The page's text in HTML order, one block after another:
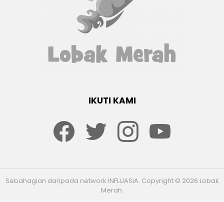
IKUTI KAMI
Sebahagian daripada network INFLUASIA. Copyright © 2026 Lobak
Merah.